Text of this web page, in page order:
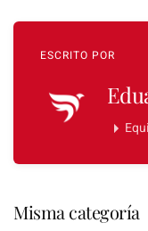
ESCRITO POR
Misma categoría